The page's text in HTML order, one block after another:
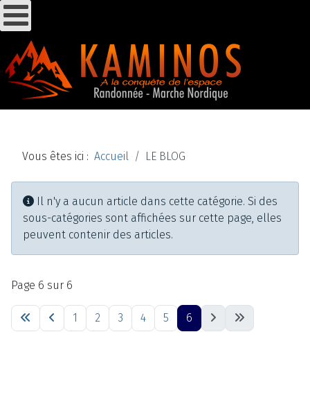
Vous êtes ici : Accueil LE BLOG
Information
Il n'y a aucun article dans cette catégorie. Si des
sous-catégories sont affichées sur cette page, elles
peuvent contenir des articles.
Page 6 sur 6
1 2 3 4 5 6